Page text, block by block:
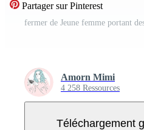
Partager sur Pinterest
Amorn Mimi
4 258 Ressources
Téléchargement